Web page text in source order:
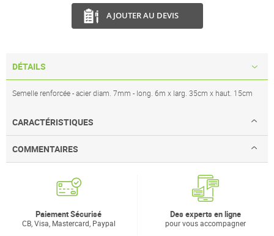
AJOUTER AU DEVIS
DÉTAILS
Semelle renforcée - acier diam. 7mm - long. 6m x larg. 35cm x haut. 15cm
CARACTÉRISTIQUES
COMMENTAIRES
Paiement Sécurisé
CB, Visa, Mastercard, Paypal
Des experts en ligne
pour vous accompagner